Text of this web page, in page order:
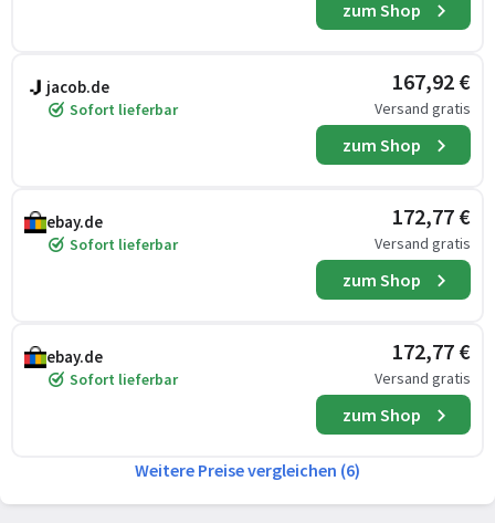
zum Shop
jacob.de
Sofort lieferbar
167,92 €
Versand gratis
zum Shop
ebay.de
Sofort lieferbar
172,77 €
Versand gratis
zum Shop
ebay.de
Sofort lieferbar
172,77 €
Versand gratis
zum Shop
Weitere Preise vergleichen (6)